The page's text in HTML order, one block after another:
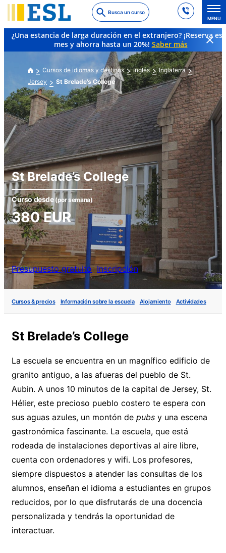
to
main
content
Busca un curso
MENU
¿Una estancia de larga duración en el extranjero? ¡Reserva
mes y ahorra hasta un 20%! Saber más
Cursos de idiomas y destinos Inglés
Inglaterra
Jersey
St Brelade’s College
St Brelade’s College
Curso desde(por semana)
380EUR
Presupuesto gratuito Inscripción
Cursos & precios Información sobre la escuela Alojamiento Actividades
St Brelade’s College
La escuela se encuentra en un magnífico edificio de
granito antiguo, a las afueras del pueblo de St.
Aubin. A unos 10 minutos de la capital de Jersey, St.
Hélier, este precioso pueblo costero te espera con
sus aguas azules, un montón de pubs y una escena
gastronómica fascinante. La escuela, que está
rodeada de instalaciones deportivas al aire libre,
cuenta con ordenadores y wifi. Los profesores,
siempre dispuestos a atender las consultas de los
alumnos, enseñan el idioma a estudiantes en grupos
reducidos, por lo que disfrutarás de una docencia
personalizada y tendrás la oportunidad de
interactuar.